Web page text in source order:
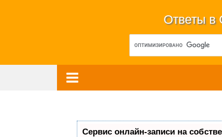
Ответы в
Сервис онлайн-записи на